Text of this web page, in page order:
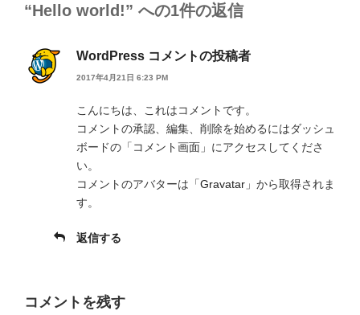
“Hello world!” への1件の返信
WordPress コメントの投稿者
2017年4月21日 6:23 PM
こんにちは、これはコメントです。
コメントの承認、編集、削除を始めるにはダッシュ
ボードの「コメント画面」にアクセスしてくださ
い。
コメントのアバターは「Gravatar 」から取得されま
す。
返信する
コメントを残す